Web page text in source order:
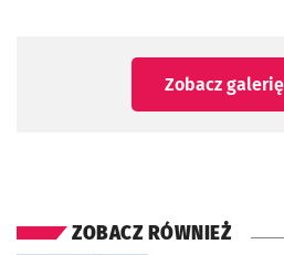
Zobacz
ZOBACZ RÓWNIEŻ